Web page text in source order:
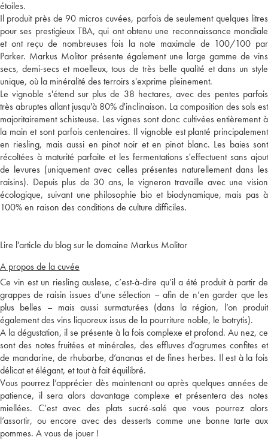
étoiles.
Il produit près de 90 micros cuvées, parfois de seulement quelques litres
pour ses prestigieux TBA, qui ont obtenu une reconnaissance mondiale
et ont reçu de nombreuses fois la note maximale de 100/100 par
Parker. Markus Molitor présente également une large gamme de vins
secs, demi-secs et moelleux, tous de très belle qualité et dans un style
unique, où la minéralité des terroirs s'exprime pleinement.
Le vignoble s'étend sur plus de 38 hectares, avec des pentes parfois
très abruptes allant jusqu'à 80% d'inclinaison. La composition des sols est
majoritairement schisteuse. Les vignes sont donc cultivées entièrement à
la main et sont parfois centenaires. Il vignoble est planté principalement
en riesling, mais aussi en pinot noir et en pinot blanc. Les baies sont
récoltées à maturité parfaite et les fermentations s'effectuent sans ajout
de levures (uniquement avec celles présentes naturellement dans les
raisins). Depuis plus de 30 ans, le vigneron travaille avec une vision
écologique, suivant une philosophie bio et biodynamique, mais pas à
100% en raison des conditions de culture difficiles.
Lire l'article du blog sur le domaine Markus Molitor
A propos de la cuvée
Ce vin est un riesling auslese, c’est-à-dire qu’il a été produit à partir de
grappes de raisin issues d’une sélection – afin de n’en garder que les
plus belles – mais aussi surmaturées (dans la région, l’on produit
également des vins liquoreux issus de la pourriture noble, le botrytis).
A la dégustation, il se présente à la fois complexe et profond. Au nez, ce
sont des notes fruitées et minérales, des effluves d’agrumes confites et
de mandarine, de rhubarbe, d’ananas et de fines herbes. Il est à la fois
délicat et élégant, et tout à fait équilibré.
Vous pourrez l’apprécier dès maintenant ou après quelques années de
patience, il sera alors davantage complexe et présentera des notes
miellées. C’est avec des plats sucré-salé que vous pourrez alors
l’assortir, ou encore avec des desserts comme une bonne tarte aux
pommes. A vous de jouer !